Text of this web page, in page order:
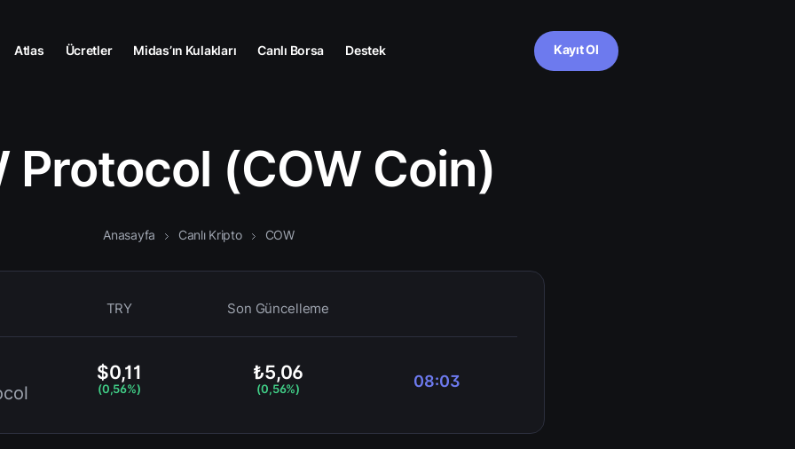
Atlas Ücretler Midas’ın Kulakları Canlı Borsa Destek Kayıt Ol
Protocol (COW Coin)
Anasayfa Canlı Kripto COW
TRY Son Güncelleme
$0,11
(0,56%)
₺5,06
(0,56%) 08:03